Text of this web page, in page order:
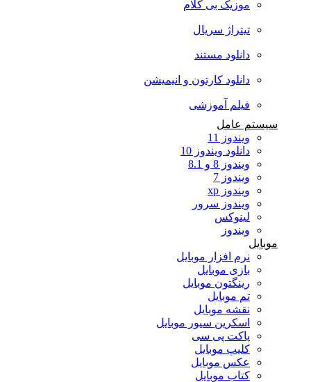
موزیک بی کلام
تیتراژ سریال
دانلود مستند
دانلود کارتون و انیمیشن
فیلم آموزشی
سیستم عامل
ویندوز 11
دانلود ویندوز 10
ویندوز 8 و 8.1
ویندوز 7
ویندوز xp
ویندوز سرور
لینوکس
ویندوز
موبایل
نرم افزار موبایل
بازی موبایل
رینگتون موبایل
تم موبایل
نقشه موبایل
اسکرین سیور موبایل
پاکت پی سی
کلیپ موبایل
عکس موبایل
کتاب موبایل